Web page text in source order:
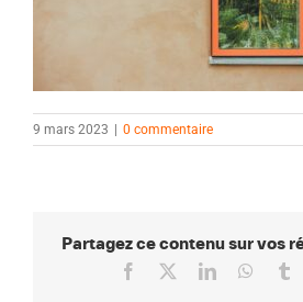
9 mars 2023 0 commentaire
Partagez ce contenu sur vos
Facebook LinkedIn